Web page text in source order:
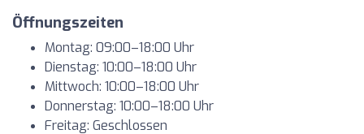
Öffnungszeiten
Montag: 09:00–18:00 Uhr
Dienstag: 10:00–18:00 Uhr
Mittwoch: 10:00–18:00 Uhr
Donnerstag: 10:00–18:00 Uhr
Freitag: Geschlossen